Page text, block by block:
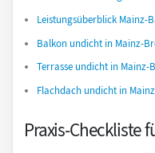
Leistungsüberblick Mainz-
Balkon undicht in Mainz-
Terrasse undicht in Mainz-
Flachdach undicht in
Praxis-Checkliste